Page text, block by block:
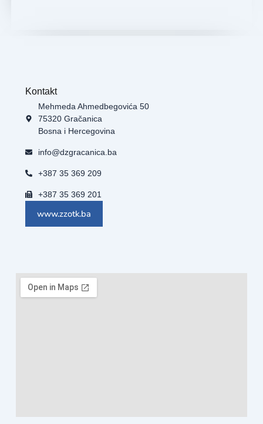
Kontakt
Mehmeda Ahmedbegovića 50
75320 Gračanica
Bosna i Hercegovina
info@dzgracanica.ba
+387 35 369 209
+387 35 369 201
www.zzotk.ba